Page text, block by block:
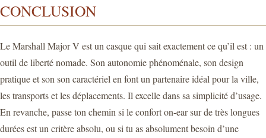
CONCLUSION
Le Marshall Major V est un casque qui sait exactement ce qu’il est : un
outil de liberté nomade. Son autonomie phénoménale, son design
pratique et son son caractériel en font un partenaire idéal pour la ville,
les transports et les déplacements. Il excelle dans sa simplicité d’usage.
En revanche, passe ton chemin si le confort on-ear sur de très longues
durées est un critère absolu, ou si tu as absolument besoin d’une